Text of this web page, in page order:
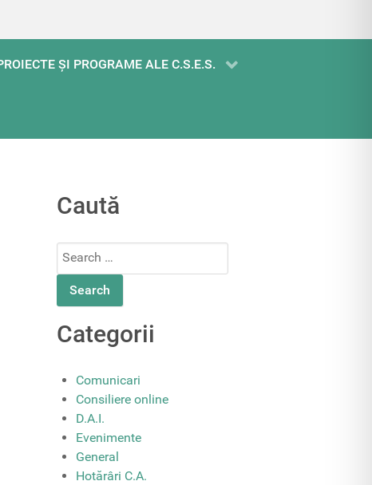
ŞI PROGRAME ALE C.S.E.S.
Caută
Search
Categorii
Comunicari
Consiliere online
D.A.I.
Evenimente
General
Hotărâri C.A.